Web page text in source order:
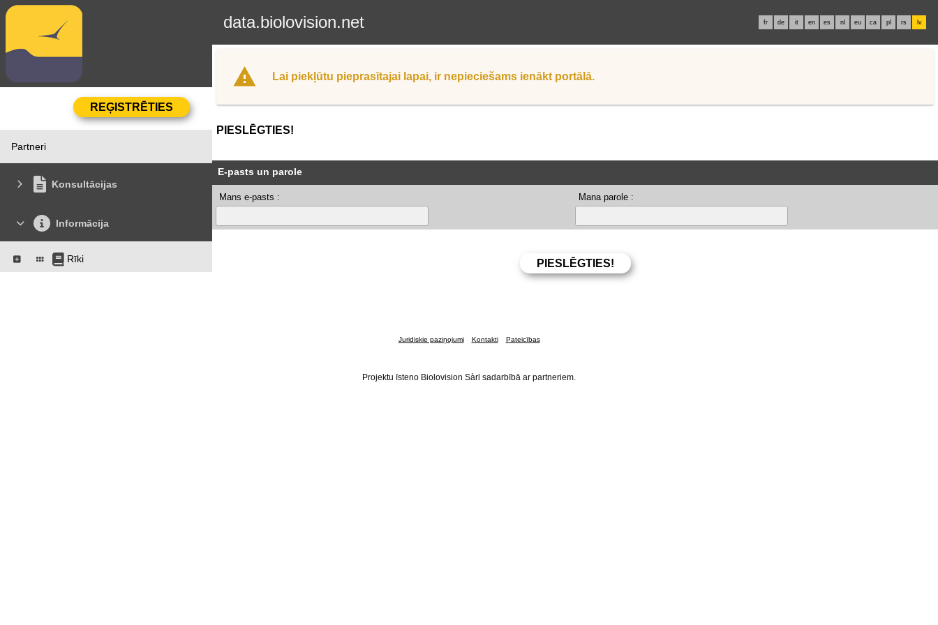
data.biolovision.net fr de it en es nl eu ca pl rs lv
Partneri
Konsultācijas
Informācija
Rīki
Lai piekļūtu pieprasītajai lapai, ir nepieciešams ienākt portālā.
PIESLĒGTIES!
E-pasts un parole
Mans e-pasts : Mana parole :
Juridiskie paziņojumi Kontakti Pateicības
Projektu īsteno Biolovision Sàrl sadarbībā ar partneriem.